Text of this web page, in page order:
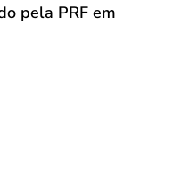
pela PRF em